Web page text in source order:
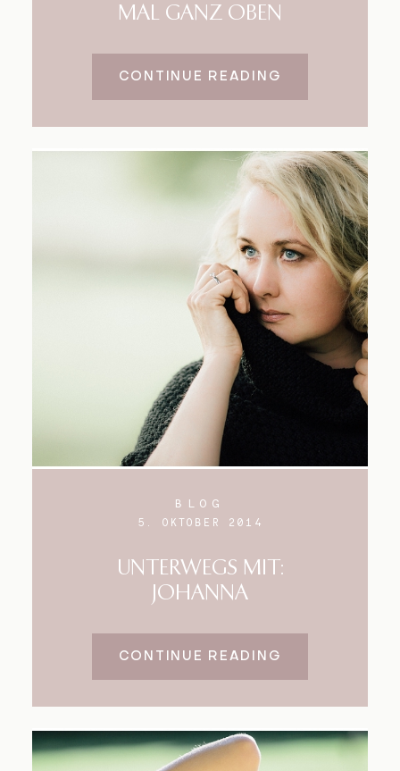
MAL GANZ OBEN
CONTINUE READING
BLOG
5. OKTOBER 2014
UNTERWEGS MIT:
JOHANNA
CONTINUE READING